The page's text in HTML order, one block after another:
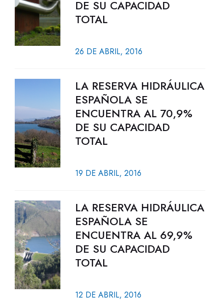
DE SU CAPACIDAD
TOTAL
26 DE ABRIL, 2016
LA RESERVA HIDRÁULICA
ESPAÑOLA SE
ENCUENTRA AL 70,9%
DE SU CAPACIDAD
TOTAL
19 DE ABRIL, 2016
LA RESERVA HIDRÁULICA
ESPAÑOLA SE
ENCUENTRA AL 69,9%
DE SU CAPACIDAD
TOTAL
12 DE ABRIL, 2016